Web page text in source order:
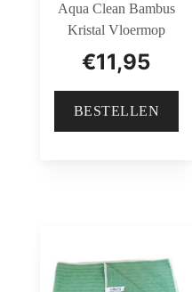
Aqua Clean Bambus
Kristal Vloermop
€11,95
BESTELLEN